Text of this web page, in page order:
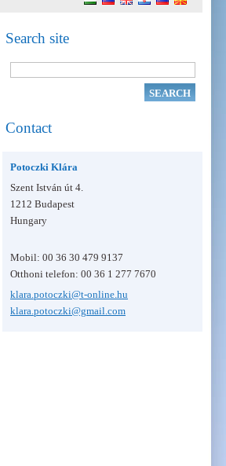
Search site
Contact
Potoczki Klára
Szent István út 4.
1212 Budapest
Hungary
Mobil: 00 36 30 479 9137
Otthoni telefon: 00 36 1 277 7670
klara.potoczki@t-online.hu
klara.potoczki@gmail.com